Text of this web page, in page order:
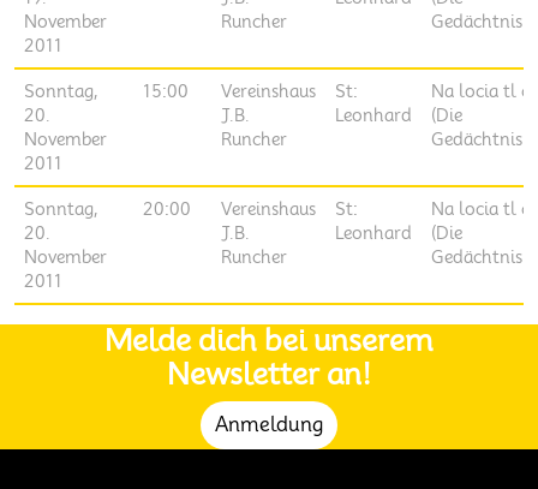
November
2011
Runcher
Sonntag,
20.
November
2011
15:00
Vereinshaus
J.B.
Runcher
St:
Leonhard
Na locia tl
(Die
Sonntag,
20.
November
2011
20:00
Vereinshaus
J.B.
Runcher
St:
Leonhard
Na locia tl
(Die
Melde dich bei unserem
Newsletter an!
Anmeldung